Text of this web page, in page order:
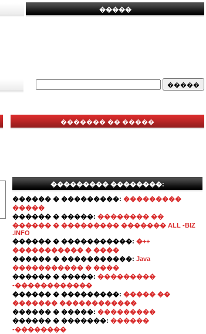
�����
������� �� �����
��������� ��������:
������ � ���������: ���������
�����
������ � �����: �������� ��
������ � ��������� ������� ALL -BIZ
.INFO
������ � �����������: �++
����������� � ����
������ � �����������: Java
����������� � ����
������ � �����: ���������
-������������
������ � ���������: ����� ��
������� ������������
������ � �����: ���������
������ � �������: ������
-��������